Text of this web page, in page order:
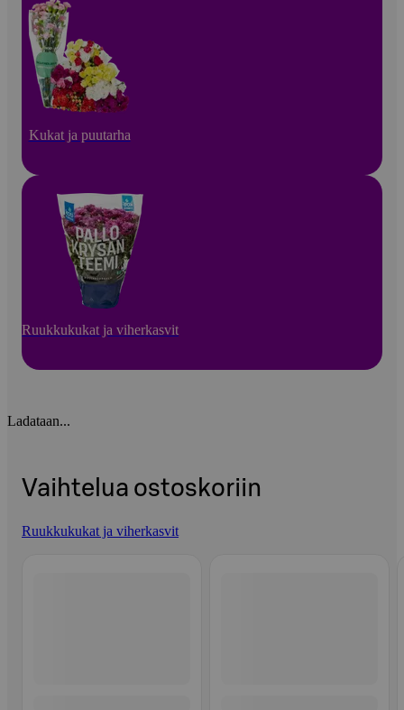
Kukat ja puutarha
Ruukkukukat ja viherkasvit
Ladataan...
Vaihtelua ostoskoriin
Ruukkukukat ja viherkasvit